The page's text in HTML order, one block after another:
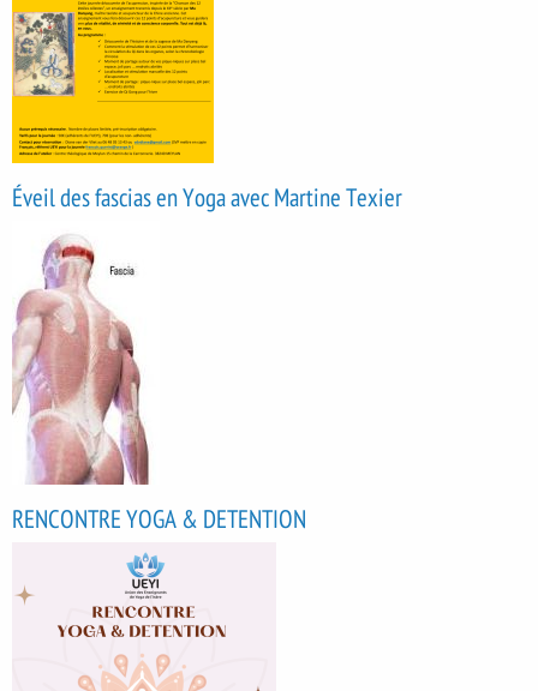
Éveil des fascias en Yoga avec Martine Texier
RENCONTRE YOGA & DETENTION